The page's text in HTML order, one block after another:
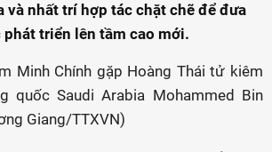
và nhất trí hợp tác chặt chẽ để đưa
phát triển lên tầm cao mới.